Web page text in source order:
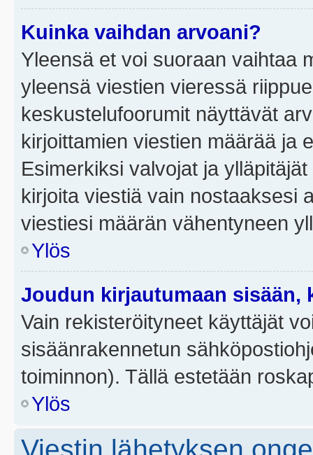
Kuinka vaihdan arvoani?
Yleensä et voi suoraan vaihtaa
yleensä viestien vieressä
keskustelufoorumit näyttävät
kirjoittamien viestien määrää ja
Esimerkiksi valvojat ja
kirjoita viestiä vain nostaaksesi
viestiesi määrän vähentyneen
Ylös
Joudun kirjautumaan sisään,
Vain rekisteröityneet käyttäjät
sisäänrakennetun
toiminnon). Tällä estetään
Ylös